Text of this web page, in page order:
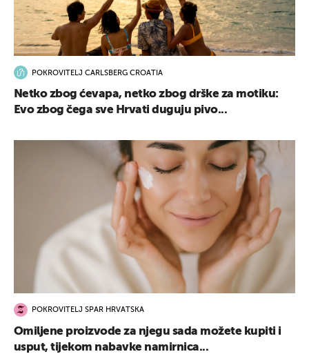
POKROVITELJ CARLSBERG CROATIA
Netko zbog ćevapa, netko zbog drške za motiku:
Evo zbog čega sve Hrvati duguju pivo...
POKROVITELJ SPAR HRVATSKA
Omiljene proizvode za njegu sada možete kupiti i
usput, tijekom nabavke namirnica...